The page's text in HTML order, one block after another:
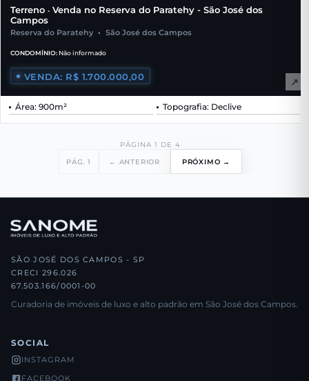
Terreno • Venda no Reserva do Paratehy - São José dos
Campos
Reserva do Paratehy • São José dos Campos
CONDOMÍNIO: Não informado
VENDA: R$ 1.700.000,00 ↗
Área: 900m² Topografia: Declive
PÁG. 1 ← ANTERIOR
PÁGINA 1 DE 4
PRÓXIMO →
SÃO JOSÉ DOS CAMPOS - SP
CRECI 296.026
67.503.166/0001-00
Curadoria de imóveis de luxo e alto padrão em São José dos Campos.
SOCIAL
INSTAGRAM
FACEBOOK